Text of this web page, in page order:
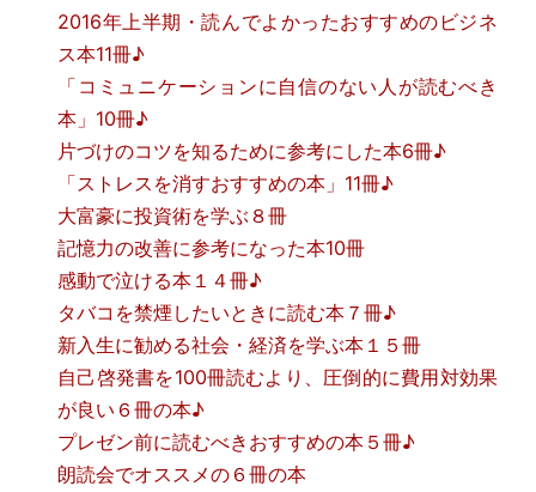
2016年上半期・読んでよかったおすすめのビジネ
ス本11冊♪
「コミュニケーションに自信のない人が読むべき
本」10冊♪
片づけのコツを知るために参考にした本6冊♪
「ストレスを消すおすすめの本」11冊♪
大富豪に投資術を学ぶ８冊
記憶力の改善に参考になった本10冊
感動で泣ける本１４冊♪
タバコを禁煙したいときに読む本７冊♪
新入生に勧める社会・経済を学ぶ本１５冊
自己啓発書を100冊読むより、圧倒的に費用対効果
が良い６冊の本♪
プレゼン前に読むべきおすすめの本５冊♪
朗読会でオススメの６冊の本